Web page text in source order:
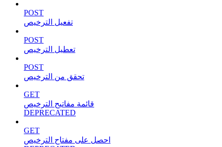
POST
تفعيل الترخيص
POST
تعطيل الترخيص
POST
تحقق من الترخيص
GET
قائمة مفاتيح الترخيص
DEPRECATED
GET
احصل على مفتاح الترخيص